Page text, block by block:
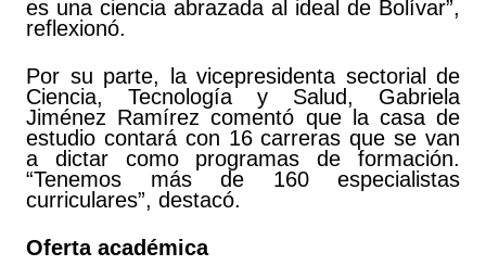
es una ciencia abrazada al ideal de Bolívar”,
reflexionó.
Por su parte, la vicepresidenta sectorial de
Ciencia, Tecnología y Salud, Gabriela
Jiménez Ramírez comentó que la casa de
estudio contará con 16 carreras que se van
a dictar como programas de formación.
“Tenemos más de 160 especialistas
curriculares”, destacó.
Oferta académica